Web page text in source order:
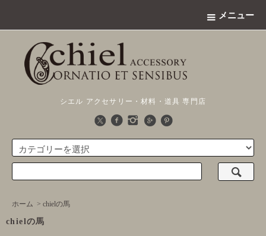
メニュー
シエル アクセサリー・材料・道具 専門店
ホーム > chielの馬
chielの馬